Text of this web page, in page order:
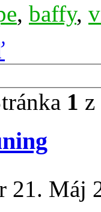
, baffy,
1 z
21. Máj